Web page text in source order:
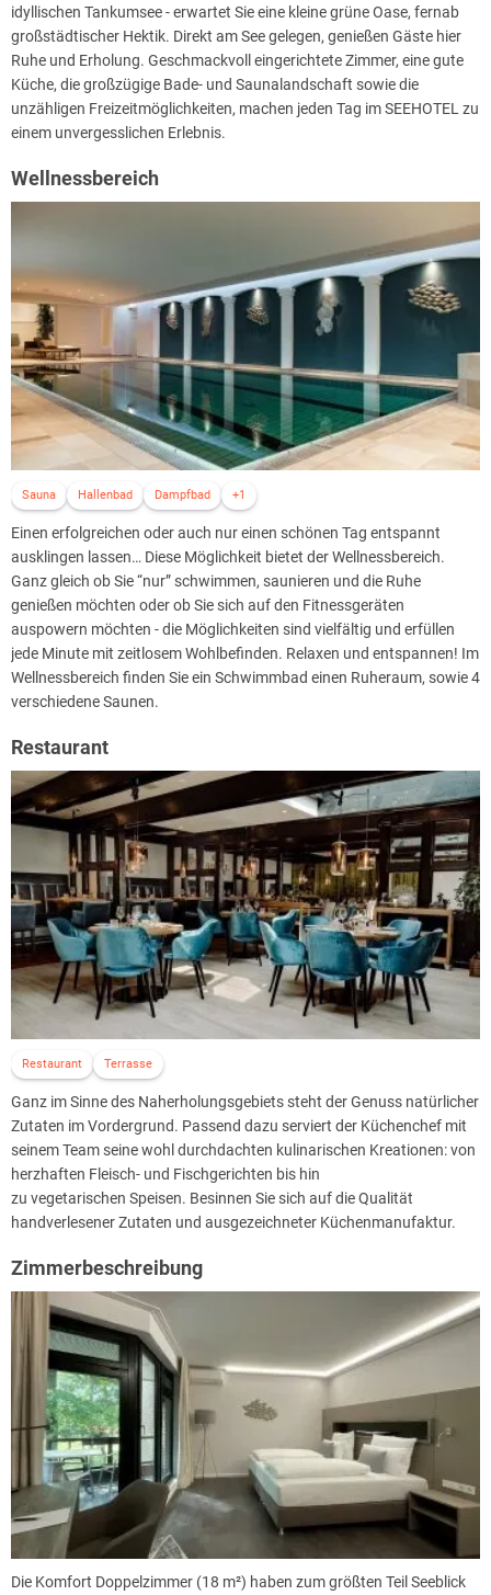
idyllischen Tankumsee - erwartet Sie eine kleine grüne Oase, fernab
großstädtischer Hektik. Direkt am See gelegen, genießen Gäste hier
Ruhe und Erholung. Geschmackvoll eingerichtete Zimmer, eine gute
Küche, die großzügige Bade- und Saunalandschaft sowie die
unzähligen Freizeitmöglichkeiten, machen jeden Tag im SEEHOTEL zu
einem unvergesslichen Erlebnis.
Wellnessbereich
Sauna Hallenbad Dampfbad +1
Einen erfolgreichen oder auch nur einen schönen Tag entspannt
ausklingen lassen… Diese Möglichkeit bietet der Wellnessbereich.
Ganz gleich ob Sie “nur” schwimmen, saunieren und die Ruhe
genießen möchten oder ob Sie sich auf den Fitnessgeräten
auspowern möchten - die Möglichkeiten sind vielfältig und erfüllen
jede Minute mit zeitlosem Wohlbefinden. Relaxen und entspannen! Im
Wellnessbereich finden Sie ein Schwimmbad einen Ruheraum, sowie 4
verschiedene Saunen.
Restaurant
Restaurant Terrasse
Ganz im Sinne des Naherholungsgebiets steht der Genuss natürlicher
Zutaten im Vordergrund. Passend dazu serviert der Küchenchef mit
seinem Team seine wohl durchdachten kulinarischen Kreationen: von
herzhaften Fleisch- und Fischgerichten bis hin
zu vegetarischen Speisen. Besinnen Sie sich auf die Qualität
handverlesener Zutaten und ausgezeichneter Küchenmanufaktur.
Zimmerbeschreibung
Die Komfort Doppelzimmer (18 m²) haben zum größten Teil Seeblick